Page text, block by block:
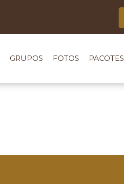
GRUPOS FOTOS PACOTES